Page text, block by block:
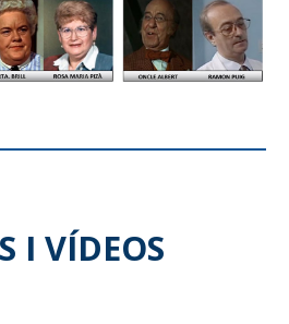
I VÍDEOS